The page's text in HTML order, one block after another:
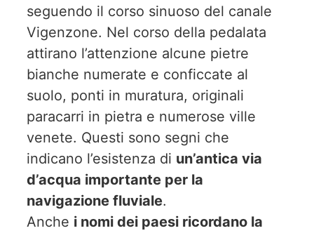
seguendo il corso sinuoso del canale
Vigenzone. Nel corso della pedalata
attirano l’attenzione alcune pietre
bianche numerate e conficcate al
suolo, ponti in muratura, originali
paracarri in pietra e numerose ville
venete. Questi sono segni che
indicano l’esistenza di un’antica via
d’acqua importante per la
navigazione fluviale.
Anche i nomi dei paesi ricordano la